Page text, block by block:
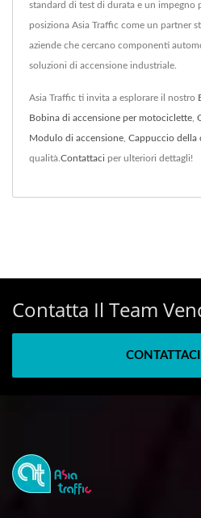
standard di test di durata e un impegno
posiziona Asia Traffic come un partner
aziende che cercano componenti
soluzioni di accensione industriale.
Asia Traffic ti invita a esplorare il nostro
Bobina di accensione per motociclette,
Modulo di accensione, Cappuccio della
qualità.Contattaci per ulteriori dettagli!
Contatta Il Team